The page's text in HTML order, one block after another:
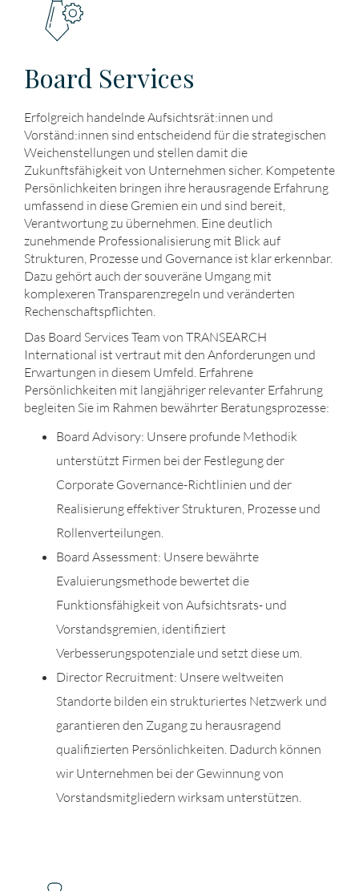
Board Services
Erfolgreich handelnde Aufsichtsrät:innen und
Vorständ:innen sind entscheidend für die strategischen
Weichenstellungen und stellen damit die
Zukunftsfähigkeit von Unternehmen sicher. Kompetente
Persönlichkeiten bringen ihre herausragende Erfahrung
umfassend in diese Gremien ein und sind bereit,
Verantwortung zu übernehmen. Eine deutlich
zunehmende Professionalisierung mit Blick auf
Strukturen, Prozesse und Governance ist klar erkennbar.
Dazu gehört auch der souveräne Umgang mit
komplexeren Transparenzregeln und veränderten
Rechenschaftspflichten.
Das Board Services Team von TRANSEARCH
International ist vertraut mit den Anforderungen und
Erwartungen in diesem Umfeld. Erfahrene
Persönlichkeiten mit langjähriger relevanter Erfahrung
begleiten Sie im Rahmen bewährter Beratungsprozesse:
Board Advisory: Unsere profunde Methodik
unterstützt Firmen bei der Festlegung der
Corporate Governance-Richtlinien und der
Realisierung effektiver Strukturen, Prozesse und
Rollenverteilungen.
Board Assessment: Unsere bewährte
Evaluierungsmethode bewertet die
Funktionsfähigkeit von Aufsichtsrats- und
Vorstandsgremien, identifiziert
Verbesserungspotenziale und setzt diese um.
Director Recruitment: Unsere weltweiten
Standorte bilden ein strukturiertes Netzwerk und
garantieren den Zugang zu herausragend
qualifizierten Persönlichkeiten. Dadurch können
wir Unternehmen bei der Gewinnung von
Vorstandsmitgliedern wirksam unterstützen.